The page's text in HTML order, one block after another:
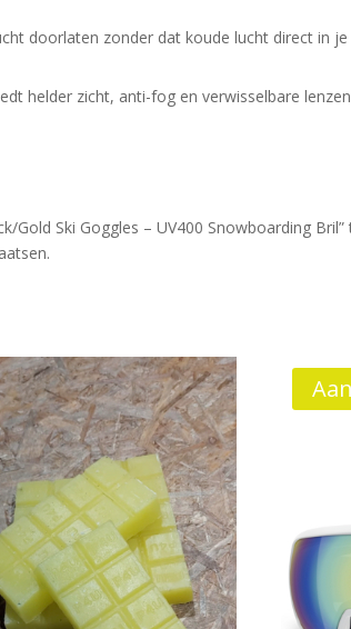
doorlaten zonder dat koude lucht direct in
helder zicht, anti-fog en verwisselbare
Gold Ski Goggles – UV400 Snowboarding